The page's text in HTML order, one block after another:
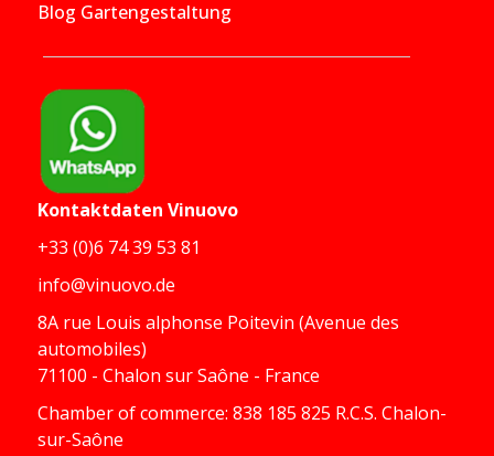
Blog Gartengestaltung
Kontaktdaten Vinuovo
+33 (0)6 74 39 53 81
info@vinuovo.de
8A rue Louis alphonse Poitevin (Avenue des
automobiles)
71100 - Chalon sur Saône - France
Chamber of commerce: 838 185 825 R.C.S. Chalon-
sur-Saône